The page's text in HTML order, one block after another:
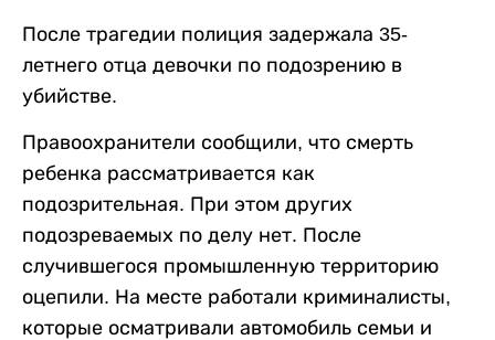
После трагедии полиция задержала 35-
летнего отца девочки по подозрению в
убийстве.
Правоохранители сообщили, что смерть
ребенка рассматривается как
подозрительная. При этом других
подозреваемых по делу нет. После
случившегося промышленную территорию
оцепили. На месте работали криминалисты,
которые осматривали автомобиль семьи и